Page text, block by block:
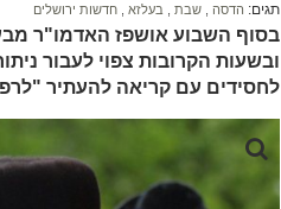
תגים: הדסה שבת בעלזא חדשות ירושלים
בסוף השבוע אושפז האדמו"ר
ובשעות הקרובות צפוי לעבור
לחסידים עם קריאה להעתיר